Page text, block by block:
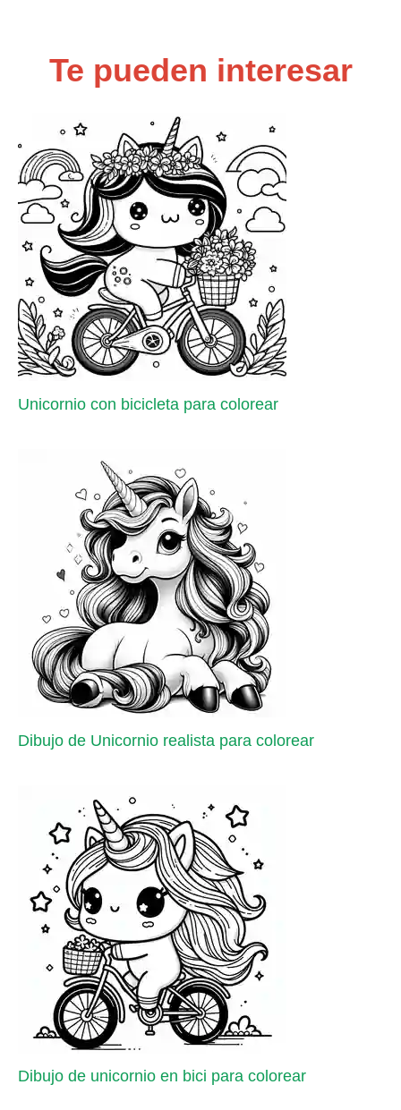
Te pueden interesar
Unicornio con bicicleta para colorear
Dibujo de Unicornio realista para colorear
Dibujo de unicornio en bici para colorear